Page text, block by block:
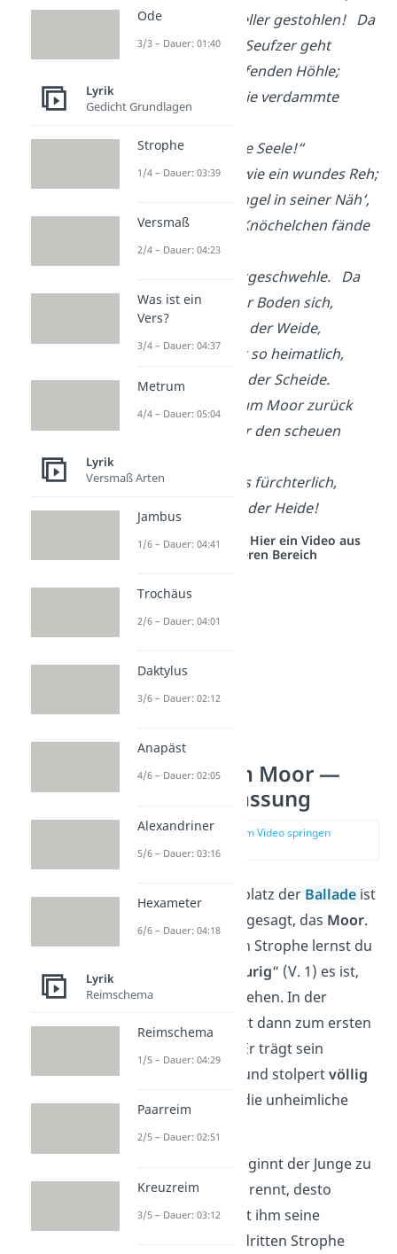
Der den Hochzeitheller gestohlen! Da
birst das Moor, ein Seufzer geht
Hervor aus der klaffenden Höhle;
Weh, weh, da ruft die verdammte
„Ho, ho, meine arme Seele!“
Der Knabe springt wie ein wundes Reh;
Wär‘ nicht Schutzengel in seiner Näh‘,
Seine bleichenden Knöchelchen fände
spät
Ein Gräber im Moorgeschwehle. Da
mählich gründet der Boden sich,
Und drüben, neben der Weide,
Die Lampe flimmert so heimatlich,
Der Knabe steht an der Scheide.
Tief atmet er auf, zum Moor zurück
Noch immer wirft er den scheuen
Ja, im Geröhre war’s fürchterlich,
O schaurig war’s in der Heide!
Studyflix vernetzt: Hier ein Video aus
einem anderen Bereich
Der Knabe im Moor —
Zusammenfassung
zur Stelle im Video springen
(00:39)
Der zentrale Schauplatz der Ballade ist
, genauer gesagt, das Moor.
Bereits in der ersten Strophe lernst du
schaurig“ (V. 1) es ist,
über das Moor zu gehen. In der
zweiten Strophe tritt dann zum ersten
auf. Er trägt sein
Schulbuch bei sich und stolpertvöllig
verängstigt
durch die unheimliche
Vor lauter Angst, beginnt der Junge zu
rennen. Je weiter er rennt, desto
gruseligererscheint ihm seine
. In der dritten Strophe
Ode
3/3 – Dauer: 01:40
Lyrik
Gedicht Grundlagen
Strophe
1/4 – Dauer: 03:39
Versmaß
2/4 – Dauer: 04:23
Was ist ein
Vers?
3/4 – Dauer: 04:37
Metrum
4/4 – Dauer: 05:04
Lyrik
Versmaß Arten
Jambus
1/6 – Dauer: 04:41
Trochäus
2/6 – Dauer: 04:01
Daktylus
3/6 – Dauer: 02:12
Anapäst
4/6 – Dauer: 02:05
Alexandriner
5/6 – Dauer: 03:16
Hexameter
6/6 – Dauer: 04:18
Lyrik
Reimschema
Reimschema
1/5 – Dauer: 04:29
Paarreim
2/5 – Dauer: 02:51
Kreuzreim
3/5 – Dauer: 03:12